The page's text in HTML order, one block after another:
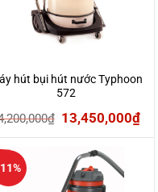
hút bụi hút nước Typhoon
572
₫ Giá
gốc
là:
14,200,000₫.
13,450,000₫